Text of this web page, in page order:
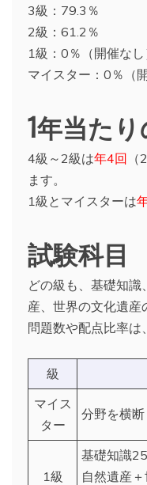
3級：79.3％
2級：61.2％
1級：0％（開催なし
マイスター：0％（
1年当た
4級～2級は年4回
ます。
1級とマイスターは
試験科目
どの級も、基礎知
産、世界の文化遺産
問題数や配点比率は
級
マイス
ター
分野を横
1級
基礎知識
自然遺産